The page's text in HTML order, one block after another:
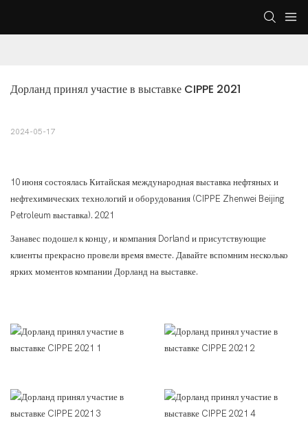
Дорланд принял участие в выставке CIPPE 2021
2024-05-17
10 июня состоялась Китайская международная выставка нефтяных и
нефтехимических технологий и оборудования (CIPPE Zhenwei Beijing
Petroleum выставка). 2021
Занавес подошел к концу, и компания Dorland и присутствующие
клиенты прекрасно провели время вместе. Давайте вспомним несколько
ярких моментов компании Дорланд на выставке.